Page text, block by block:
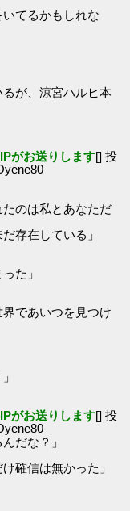
いてるかもしれな
るが、涼宮ハルヒ本
がお送りします[] 投
たのは私とあなただ
存在している」
た」
界であいつを見つけ
がお送りします[] 投
だな？」
確信は無かった」